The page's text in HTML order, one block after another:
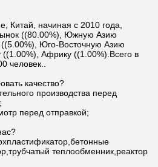
Китай, начиная с 2010 года,
((80.00%), Южную Азию
Юго-Восточную Азию
Африку ((1.00%).Всего в
человек..
качество?
производства перед
перед отправкой;
теплообменник,реактор